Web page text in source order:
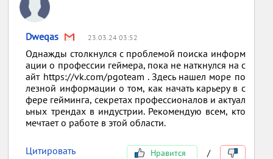
Dweqas 23.03.24 03:52
Однажды столкнулся с проблемой поиска информ
ации о профессии геймера, пока не наткнулся на с
айт https://vk.com/pgoteam . Здесь нашел море по
лезной информации о том, как начать карьеру в с
фере гейминга, секретах профессионалов и актуал
ьных трендах в индустрии. Рекомендую всем, кто
мечтает о работе в этой области.
Цитировать Нравится /